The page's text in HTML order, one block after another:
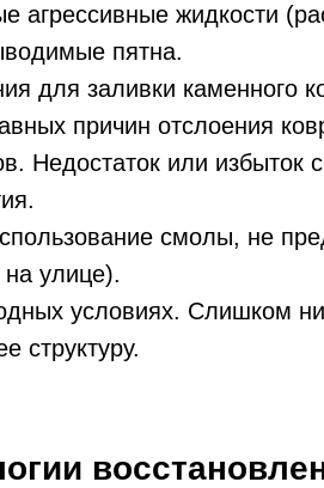
агрессивные жидкости
пятна.
для заливки
причин отслоения
Недостаток или избыток
смолы, не
улице).
условиях. Слишком
структуру.